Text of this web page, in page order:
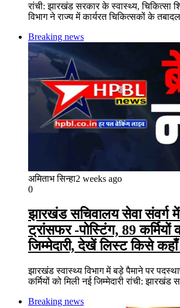
रांची: झारखंड सरकार के स्वास्थ्य, चिकित्सा
विभाग ने राज्य में कार्यरत चिकित्सकों के
Breaking news
अमिताभ सिन्हा2 weeks ago
0
झारखंड सचिवालय सेवा संवर्ग
ट्रांसफर -पोस्टिंग, 89 कर्मियों
जिम्मेदारी, देखें लिस्ट किसे कहाँ
झारखंड स्वास्थ्य विभाग में बड़े पैमाने पर
कर्मियों को मिली नई जिम्मेदारी रांची:
Breaking news